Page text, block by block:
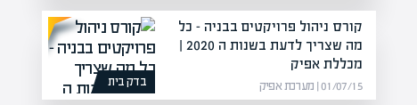
בדק בית
קורס ניהול פרויקטים בבניה – כל
מה שצריך לדעת בשנות ה 2020 |
מכללת אפיק
01/07/15 | מערכת אפיק